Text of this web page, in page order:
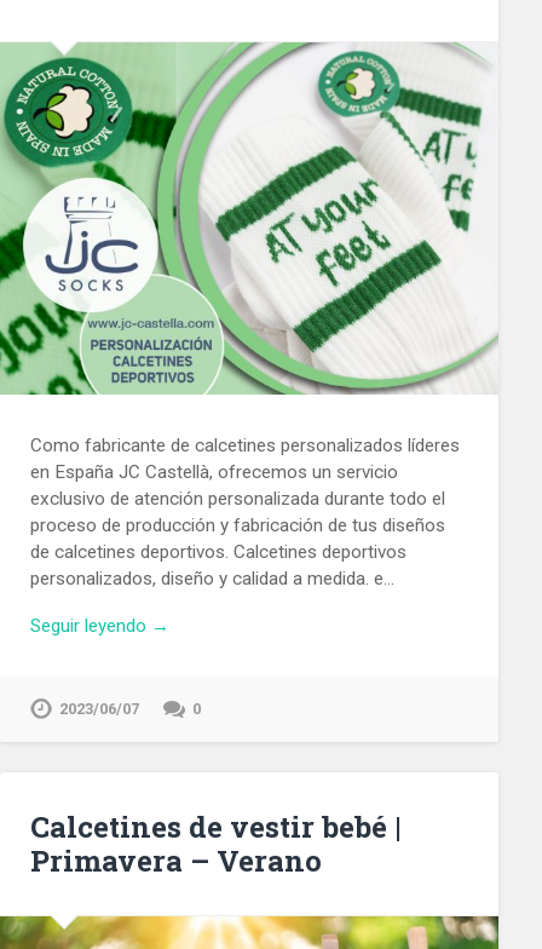
Como fabricante de calcetines personalizados líderes
en España JC Castellà, ofrecemos un servicio
exclusivo de atención personalizada durante todo el
proceso de producción y fabricación de tus diseños
de calcetines deportivos. Calcetines deportivos
personalizados, diseño y calidad a medida. e…
Seguir leyendo →
2023/06/07 0
Calcetines de vestir bebé |
Primavera – Verano